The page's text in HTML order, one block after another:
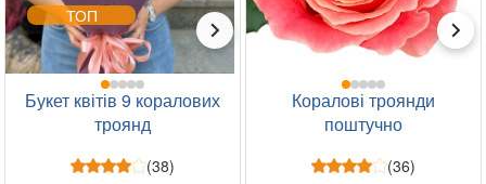
ТОП
Букет квітів 9 коралових
троянд
(38)
Коралові троянди
поштучно
(36)